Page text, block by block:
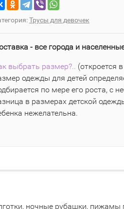
Трусы для девочек
- все города и
выбрать размер?.. (откроется
одежды для детей
по мере его роста, с
в размерах детской
нежелательна.
ночные рубашки, пижамы